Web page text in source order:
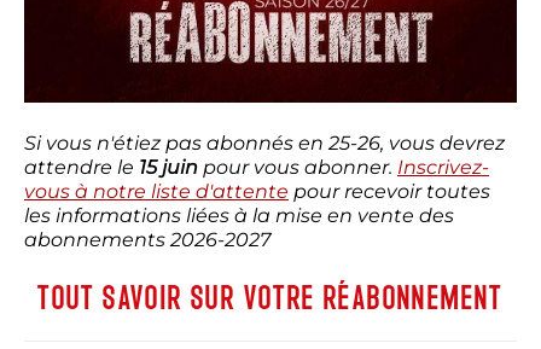
Si vous n'étiez pas abonnés en 25-26, vous devrez
attendre le 15 juin pour vous abonner. Inscrivez-
vous à notre liste d'attente pour recevoir toutes
les informations liées à la mise en vente des
abonnements 2026-2027
TOUT SAVOIR SUR VOTRE RÉABONNEMENT